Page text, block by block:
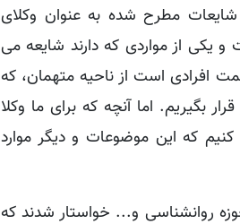
مطرح شده به عنوان وکلای
یکی از مواردی که دارند شایعه می
افرادی است از ناحیه متهمان، که
اما آنچه که برای ما وکلا
که این موضوعات و دیگر موارد
روانشناسی و... خواستار شدند که